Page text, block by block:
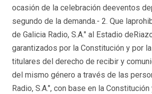
ocasión de la celebración deeventos
segundo de la demanda.- 2. Que
de Galicia Radio, S.A." al Estadio
garantizados por la Constitución y por
titulares del derecho de recibir y
del mismo género a través de las
Radio, S.A.", con base en la